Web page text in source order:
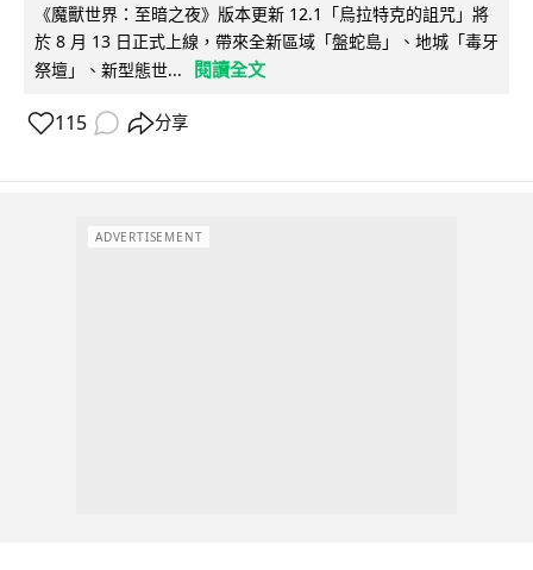
《魔獸世界：至暗之夜》版本更新 12.1「烏拉特克的詛咒」將
於 8 月 13 日正式上線，帶來全新區域「盤蛇島」、地城「毒牙
祭壇」、新型態世...
閱讀全文
115 分享
ADVERTISEMENT